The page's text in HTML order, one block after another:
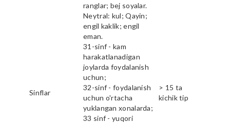
ranglar; bej soyalar.
Neytral: kul; Qayin;
engil kaklik; engil
eman.
Sinflar
31-sinf - kam
harakatlanadigan
joylarda foydalanish
uchun;
32-sinf - foydalanish
uchun o'rtacha
yuklangan xonalarda;
33 sinf - yuqori
> 15 ta
kichik tip